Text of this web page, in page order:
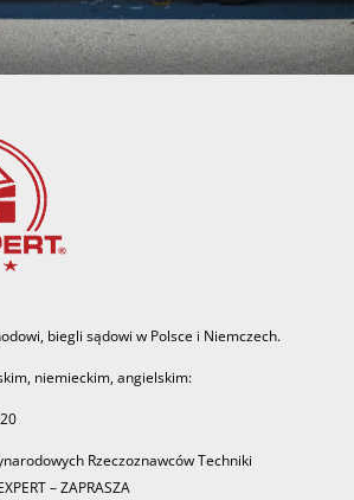
biegli sądowi w Polsce i Niemczech.
niemieckim, angielskim:
Rzeczoznawców Techniki
– ZAPRASZA